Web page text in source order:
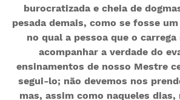
burocratizada e cheia de
pesada demais, como se fosse
no qual a pessoa que o carrega
acompanhar a verdade do
ensinamentos de nosso Mestre
segui-lo; não devemos nos
mas, assim como naqueles